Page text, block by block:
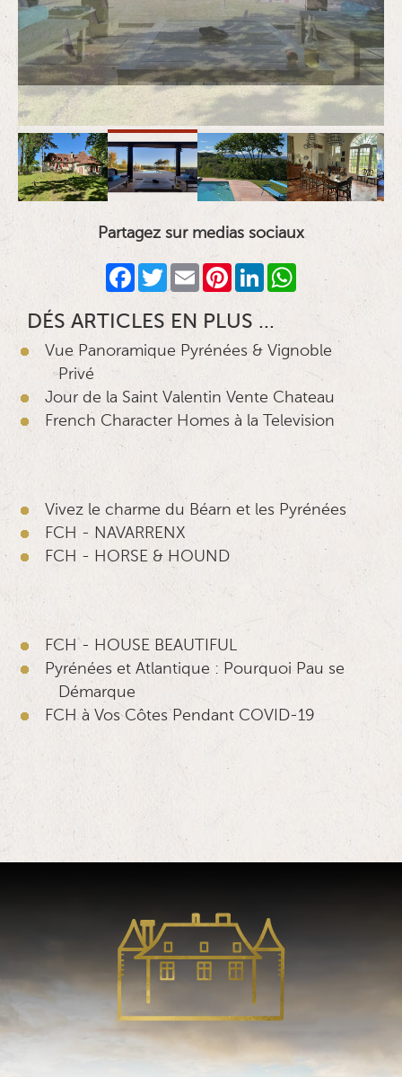
No caption used for images
Partagez sur medias sociaux
Facebook
TwitterEmailPinterest
LinkedIn
DÉS ARTICLES EN PLUS ...
Vue Panoramique Pyrénées & Vignoble
Privé
Jour de la Saint Valentin Vente Chateau
French Character Homes à la Television
Vivez le charme du Béarn et les Pyrénées
FCH - NAVARRENX
FCH - HORSE & HOUND
FCH - HOUSE BEAUTIFUL
Pyrénées et Atlantique : Pourquoi Pau se
Démarque
FCH à Vos Côtes Pendant COVID-19